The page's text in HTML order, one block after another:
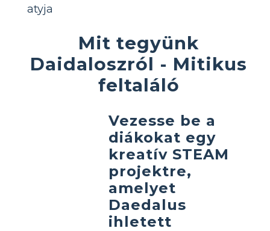
atyja
Mit tegyünk
Daidaloszról - Mitikus
feltaláló
Vezesse be a
diákokat egy
kreatív STEAM
projektre,
amelyet
Daedalus
ihletett